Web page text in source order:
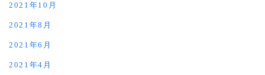
2021年10月
2021年8月
2021年6月
2021年4月